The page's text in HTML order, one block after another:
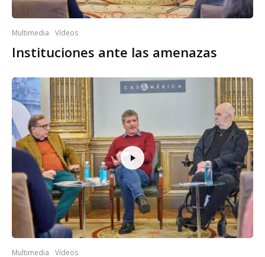
Multimedia Vídeos
Instituciones ante las amenazas
Multimedia Vídeos